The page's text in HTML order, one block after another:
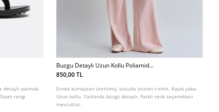
detaylı parmak
rengi
Buzgu Detaylı Uzun Kollu Poliamid
Tshirt
850,00 TL
Esnek kumaştan üretilmiş, vücuda oturan t-shirt. Kayık yaka.
Uzun kollu. Yanlarda büzgü detaylı. Farklı renk seçenekleri
mevcuttur.